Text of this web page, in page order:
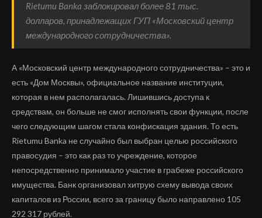
Rietumu Banka заблокировал более 81 тыс.
долларов, принадлежащих ГУП «Московский центр
международного сотрудничества».
А «Московский центр международного сотрудничества» – это и
есть «Дом Москвы», официальное название институции,
которая в нем располагалась. Лишившись доступа к
средствам, он больше не смог исполнять свои функции, после
чего следующим шагом стала конфискация здания. То есть
Rietumu Banka не случайно был выбран целью российского
правосудия – это как раз то учреждение, которое
непосредственно принимало участие в грабеже российского
имущества. Банк организовал хитрую схему вывода своих
капиталов из России, всего за границу было направлено 105
292 317 рублей.